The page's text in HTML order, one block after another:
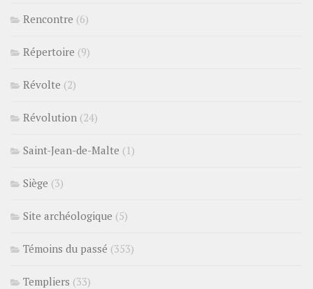
Rencontre (6)
Répertoire (9)
Révolte (2)
Révolution (24)
Saint-Jean-de-Malte (1)
Siège (3)
Site archéologique (5)
Témoins du passé (353)
Templiers (33)